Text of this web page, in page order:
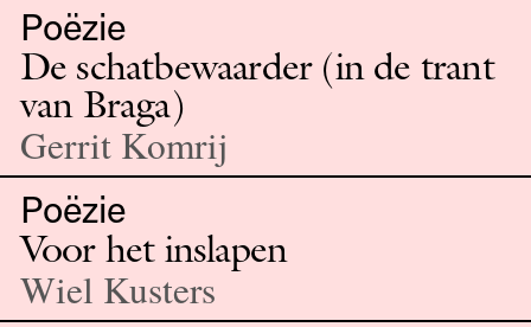
Poëzie
De schatbewaarder (in de trant
van Braga)
Gerrit Komrij
Poëzie
Voor het inslapen
Wiel Kusters